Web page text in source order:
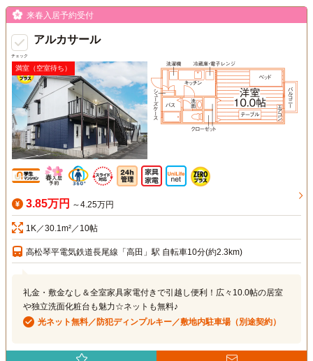
チェック
来春入居予約受付
アルカサール
満室（空室待ち）
3.85万円 ～4.25万円
1K／30.1m²／10帖
高松琴平電気鉄道長尾線「高田」駅 自転車10分(約2.3km)
礼金・敷金なし＆全室家具家電付きで引越し便利！広々10.0帖の居室
や独立洗面化粧台も魅力☆ネットも無料♪
光ネット無料／防犯ディンプルキー／敷地内駐車場（別途契約）